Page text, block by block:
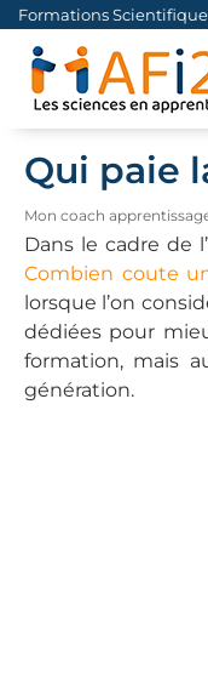
Formations
Qui paie
Mon coach
Dans le cadre de
Combien coute
lorsque l’on
dédiées pour
formation, mais
génération.